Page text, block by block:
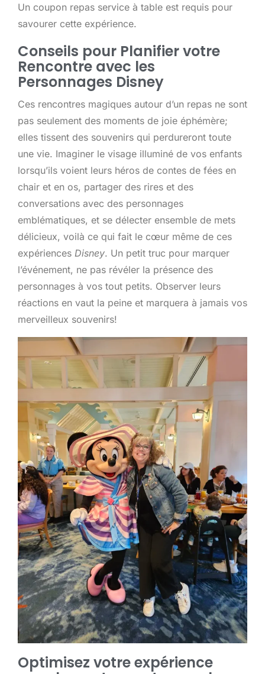
Un coupon repas service à table est requis pour
savourer cette expérience.
Conseils pour Planifier votre
Rencontre avec les
Personnages Disney
Ces rencontres magiques autour d’un repas ne sont
pas seulement des moments de joie éphémère;
elles tissent des souvenirs qui perdureront toute
une vie. Imaginer le visage illuminé de vos enfants
lorsqu’ils voient leurs héros de contes de fées en
chair et en os, partager des rires et des
conversations avec des personnages
emblématiques, et se délecter ensemble de mets
délicieux, voilà ce qui fait le cœur même de ces
expériences Disney. Un petit truc pour marquer
l’événement, ne pas révéler la présence des
personnages à vos tout petits. Observer leurs
réactions en vaut la peine et marquera à jamais vos
merveilleux souvenirs!
Optimisez votre expérience